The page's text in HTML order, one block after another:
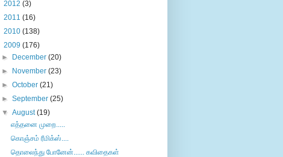
2012 (3)
2011 (16)
2010 (138)
2009 (176)
►
December(20)
►
November(23)
►October(21)
►September(25)
▼August(19)
எத்தனை முறை.....
கொஞ்சம் ரீமிக்ஸ்....
தொலைந்து போனேன்...... கவிதைகள்